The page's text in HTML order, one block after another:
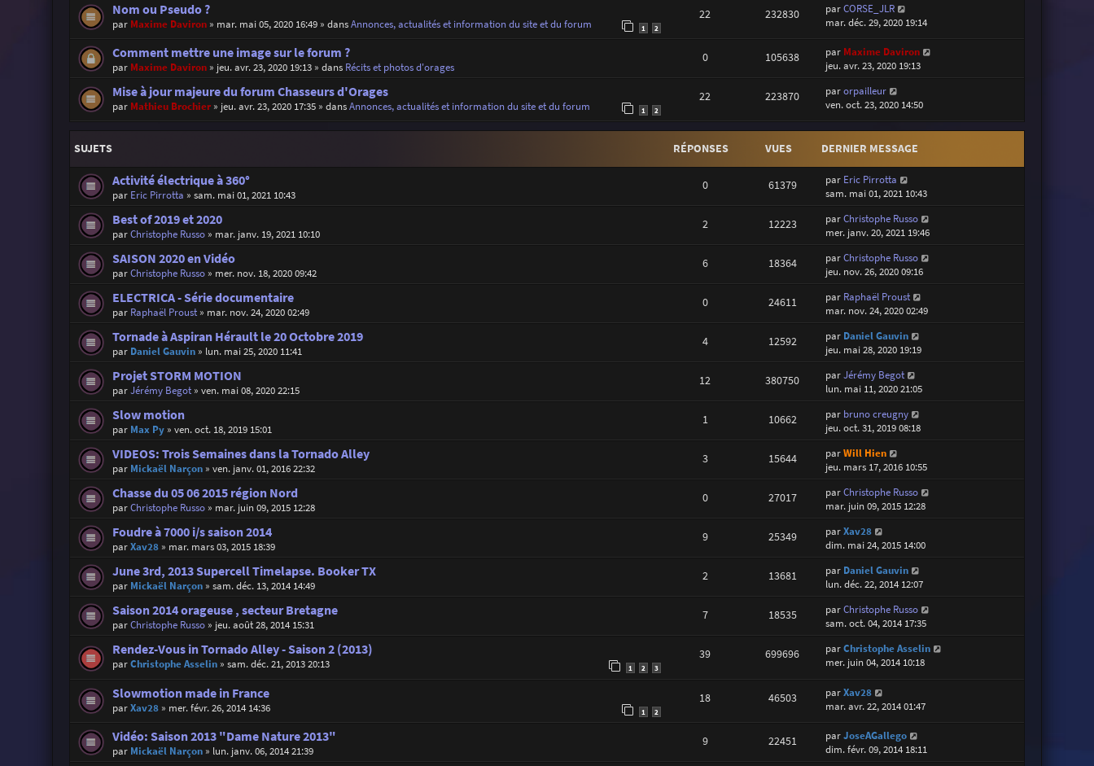
Nom ou Pseudo ?
par Maxime Daviron» mar. mai 05, 2020 16:49» dansAnnonces, actualités et information du site et du forum 1 2
22 232830 parCORSE_JLR
mar. déc. 29, 2020 19:14
Comment mettre une image sur le forum ?
par Maxime Daviron» jeu. avr. 23, 2020 19:13» dans Récits et photos d'orages
0 105638 par Maxime Daviron
jeu. avr. 23, 2020 19:13
Mise à jour majeure du forum Chasseurs d'Orages
par Mathieu Brochier» jeu. avr. 23, 2020 17:35» dansAnnonces, actualités et information du site et du forum 1 2
22 223870 parorpailleur
ven. oct. 23, 2020 14:50
SUJETS RÉPONSES VUES DERNIER MESSAGE
Activité électrique à 360°
par Eric Pirrotta » sam. mai 01, 2021 10:43
0 61379 par Eric Pirrotta
sam. mai 01, 2021 10:43
Best of 2019 et 2020
parChristophe Russo» mar. janv. 19, 2021 10:10
2 12223 parChristophe Russo
mer. janv. 20, 2021 19:46
SAISON 2020 en Vidéo
parChristophe Russo» mer. nov. 18, 2020 09:42
6 18364 parChristophe Russo
jeu. nov. 26, 2020 09:16
ELECTRICA - Série documentaire
par Raphaël Proust» mar. nov. 24, 2020 02:49
0 24611 par Raphaël Proust
mar. nov. 24, 2020 02:49
Tornade à Aspiran Hérault le 20 Octobre 2019
par Daniel Gauvin» lun. mai 25, 2020 11:41
4 12592 par Daniel Gauvin
jeu. mai 28, 2020 19:19
Projet STORM MOTION
parJérémy Begot» ven. mai 08, 2020 22:15
12 380750 parJérémy Begot
lun. mai 11, 2020 21:05
Slow motion
par Max Py» ven. oct. 18, 2019 15:01
1 10662 par bruno creugny
jeu. oct. 31, 2019 08:18
VIDEOS: Trois Semaines dans la Tornado Alley
par Mickaël Narçon» ven. janv. 01, 2016 22:32
3 15644 parWill Hien
jeu. mars 17, 2016 10:55
Chasse du 05 06 2015 région Nord
parChristophe Russo» mar. juin 09, 2015 12:28
0 27017 parChristophe Russo
mar. juin 09, 2015 12:28
Foudre à 7000 i/s saison 2014
parXav28» mar. mars 03, 2015 18:39
9 25349 parXav28
dim. mai 24, 2015 14:00
June 3rd, 2013 Supercell Timelapse. Booker TX
par Mickaël Narçon» sam. déc. 13, 2014 14:49
2 13681 par Daniel Gauvin
lun. déc. 22, 2014 12:07
Saison 2014 orageuse , secteur Bretagne
parChristophe Russo» jeu. août 28, 2014 15:31
7 18535 parChristophe Russo
sam. oct. 04, 2014 17:35
Rendez-Vous in Tornado Alley - Saison 2 (2013)
parChristophe Asselin» sam. déc. 21, 2013 20:13 1 2 3
39 699696 parChristophe Asselin
mer. juin 04, 2014 10:18
Slowmotion made in France
parXav28» mer. févr. 26, 2014 14:36 1 2
18 46503 parXav28
mar. avr. 22, 2014 01:47
Vidéo: Saison 2013 "Dame Nature 2013"
par Mickaël Narçon» lun. janv. 06, 2014 21:39
9 22451 parJoseAGallego
dim. févr. 09, 2014 18:11